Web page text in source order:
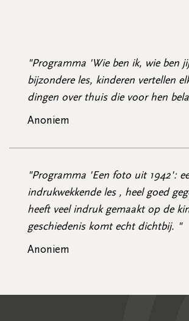
"Programma 'Wie ben ik, wie ben
bijzondere les, kinderen vertellen
dingen over thuis die voor hen
Anoniem
"Programma 'Een foto uit 1942':
indrukwekkende les , heel goed
heeft veel indruk gemaakt op de
geschiedenis komt echt dichtbij. "
Anoniem